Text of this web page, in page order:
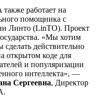
работает на
помощника с
Линто (LinTO). Проект
«Мы хотим
действительно
открытом коде для
и популяризации
интеллекта», —
Сергеевна, Директор